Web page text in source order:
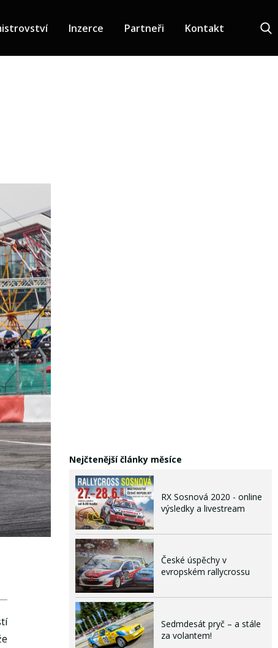
Inzerce Partneři Kontakt
Nejčtenější články měsíce
RX Sosnová 2020 - online
výsledky a livestream
České úspěchy v
evropském rallycrossu
Sedmdesát pryč – a stále
za volantem!